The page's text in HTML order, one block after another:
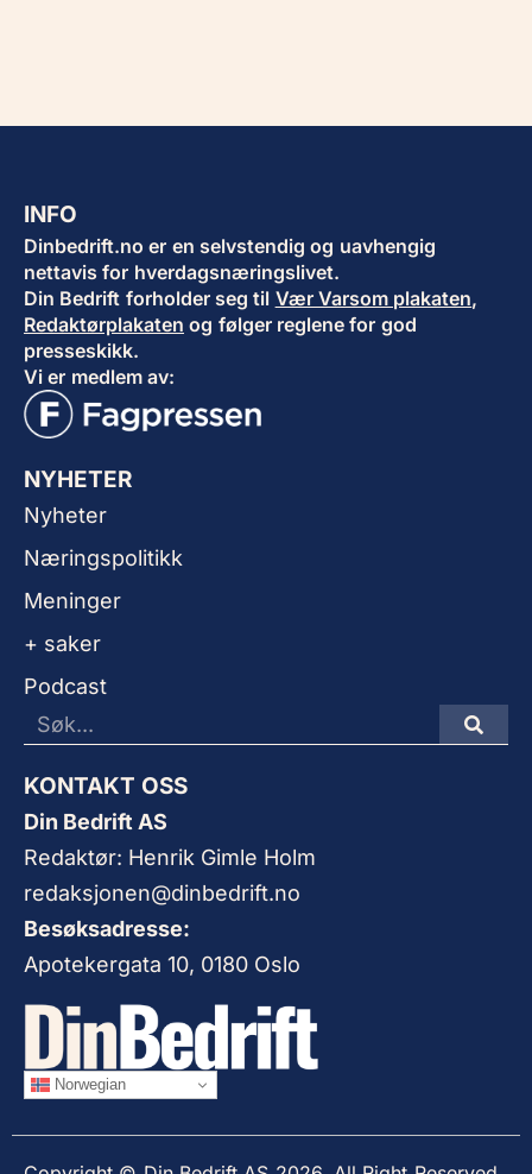
INFO
Dinbedrift.no er en selvstendig og uavhengig
nettavis for hverdagsnæringslivet.
Din Bedrift forholder seg til Vær Varsom plakaten,
Redaktørplakaten og følger reglene for god
presseskikk.
Vi er medlem av:
NYHETER
Nyheter
Næringspolitikk
Meninger
+ saker
Podcast
KONTAKT OSS
Din Bedrift AS
Redaktør: Henrik Gimle Holm
redaksjonen@dinbedrift.no
Besøksadresse:
Apotekergata 10, 0180 Oslo
Norwegian